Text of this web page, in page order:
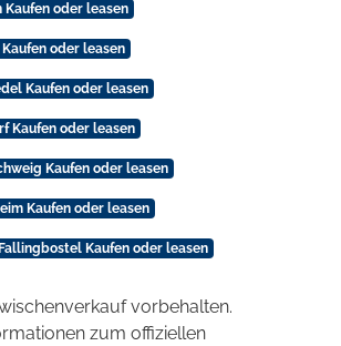
Kaufen oder leasen
oder leasen
Kaufen oder leasen
Kaufen oder leasen
Kaufen oder leasen
Kaufen oder leasen
Kaufen oder leasen
vorbehalten.
zum offiziellen